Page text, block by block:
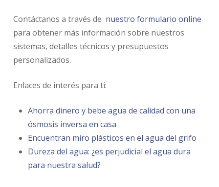
Contáctanos a través de nuestro formulario online
para obtener más información sobre nuestros
sistemas, detalles técnicos y presupuestos
personalizados.
Enlaces de interés para ti:
Ahorra dinero y bebe agua de calidad con una
ósmosis inversa en casa
Encuentran miro plásticos en el agua del grifo
Dureza del agua: ¿es perjudicial el agua dura
para nuestra salud?